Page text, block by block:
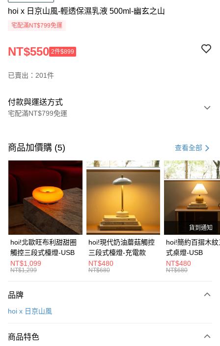
hoi x 日京山風-輕透保濕乳液 500ml-幽玄之山
宅配滿NT$799免運
NT$550 2件$899
已賣出：201件
付款與運送方式
宅配滿NT$799免運
信用卡一次付款
信用卡分期付款
3 期 0 利率 每期 21家銀行
合作金庫商業銀行
第一商業銀行
華南商業銀行
彰化商業銀行
上海商業儲蓄銀行
台北富邦商業銀行
國泰世華商業銀行
兆豐國際商業銀行
臺灣中小企業銀行
台中商業銀行
匯豐（台灣）商業銀行
華泰商業銀行
聯邦商業銀行
遠東國際商業銀行
元大商業銀行
台灣樂天信用卡公司
6 期 0 利率 每期NT$91 21家銀行
合作金庫商業銀行
第一商業銀行
華南商業銀行
彰化商業銀行
上海商業儲蓄銀行
台北富邦商業銀行
國泰世華商業銀行
兆豐國際商業銀行
臺灣中小企業銀行
台中商業銀行
匯豐（台灣）商業銀行
聯邦商業銀行
玉山商業銀行
台灣樂天信用卡公司
LINE Pay
Apple Pay
街口支付
AFTEE先享後付
【關於「AFTEE先享後付」】
AFTEE先享後付是「在收到商品之後才付款」的支付方式。 讓您購物簡單
便利好安心！
３．安心：先確認商品／服務後，再付款。
每筆NT$99，滿NT$799(含以上)免運費
商品加價購 (5) 查看全部
hoi!北歐旺布利甜甜圈
觸控三段式檯燈-USB
NT$1,099
NT$1,299
hoi!現代奶油蘑菇觸控
三段式檯燈-充電款
NT$480
NT$680
貨到通知
hoi!簡約百摺木
式桌燈-USB
NT$480
NT$680
品牌
hoi x 日京山風
商品特色